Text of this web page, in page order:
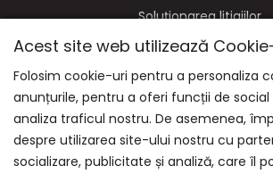
Soluționarea litigiilor
NE GASITI PE:
Acest site web utilizează
Folosim cookie-uri pentru a personaliza
anunțurile, pentru a oferi funcții de
analiza traficul nostru. De asemenea,
despre utilizarea site-ului nostru cu
socializare, publicitate și analiză, care îl